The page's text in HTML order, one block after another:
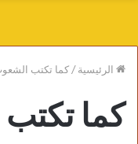
الرئيسية/كما تكتب الشعوب
كما